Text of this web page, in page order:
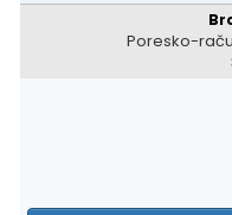
Poresko-